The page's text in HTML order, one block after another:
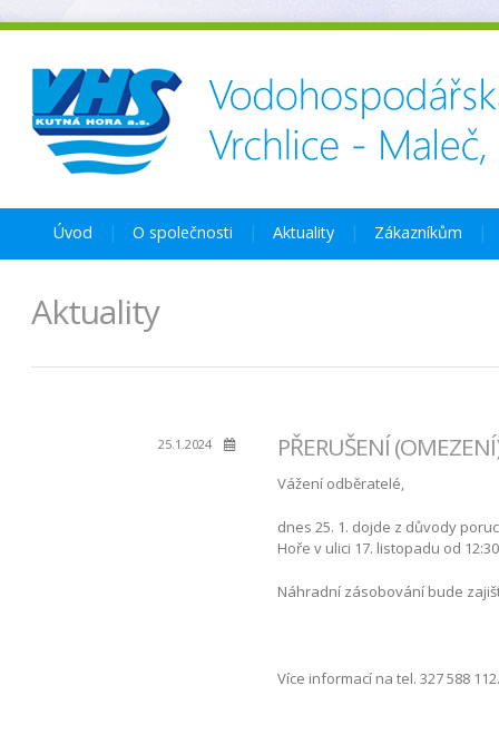
Úvod O společnosti Aktuality Zákazníkům
Aktuality
25.1.2024 PŘERUŠENÍ
Vážení odběratelé,
dnes 25. 1. dojde z důvody
Hoře v ulici 17. listopadu od
Náhradní zásobování bude
Více informací na tel. 327 588